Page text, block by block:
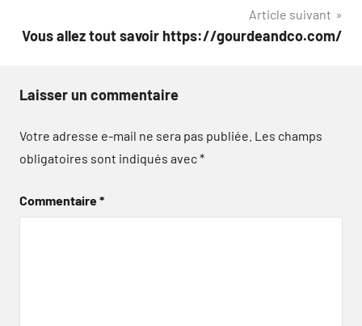
Article suivant
Vous allez tout savoir https://gourdeandco.com/
Laisser un commentaire
Votre adresse e-mail ne sera pas publiée. Les champs
obligatoires sont indiqués avec*
Commentaire*